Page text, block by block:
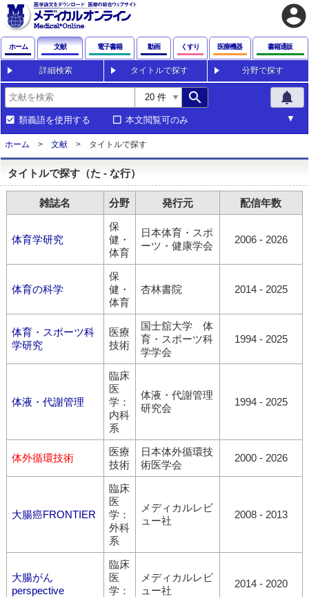
account_circle
ホーム 文献 電子書籍 動画 くすり 医療機器 書籍通販
詳細検索 タイトルで探す 分野で探す
search notifications
類義語を使用する 本文閲覧可のみ
ホーム 文献 タイトルで探す
タイトルで探す（た - な行）
雑誌名 分野 発行元 配信年数
体育学研究
保
健・
体育
日本体育・スポ
ーツ・健康学会
2006 - 2026
体育の科学
保
健・
体育
杏林書院 2014 - 2025
体育・スポーツ科
学研究
医療
技術
国士舘大学 体
育・スポーツ科
学学会
1994 - 2025
体液・代謝管理
臨床
医
学：
内科
系
体液・代謝管理
研究会
1994 - 2025
体外循環技術
医療
技術
日本体外循環技
術医学会
2000 - 2026
大腸癌FRONTIER
臨床
医
学：
外科
系
メディカルレビ
ュー社
2008 - 2013
大腸がん
perspective
臨床
医
学：
メディカルレビ
ュー社
2014 - 2020